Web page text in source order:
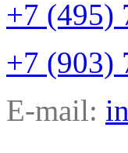
+7 (495)
+7 (903)
E-mail: